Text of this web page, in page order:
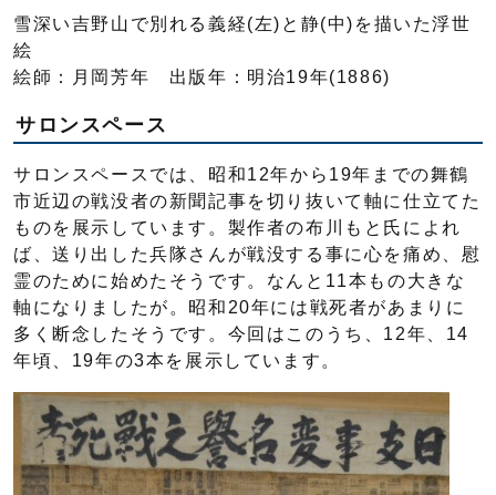
雪深い吉野山で別れる義経(左)と静(中)を描いた浮世
絵
絵師：月岡芳年 出版年：明治19年(1886)
サロンスペース
サロンスペースでは、昭和12年から19年までの舞鶴
市近辺の戦没者の新聞記事を切り抜いて軸に仕立てた
ものを展示しています。製作者の布川もと氏によれ
ば、送り出した兵隊さんが戦没する事に心を痛め、慰
霊のために始めたそうです。なんと11本もの大きな
軸になりましたが。昭和20年には戦死者があまりに
多く断念したそうです。今回はこのうち、12年、14
年頃、19年の3本を展示しています。